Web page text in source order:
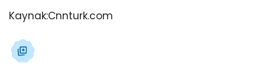
Kaynak:Cnnturk.com